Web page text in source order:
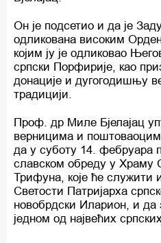
Он је подсетио и да је
одликована високим
којим ју је одликовао
српски Порфирије, као
донације и дугогодишњу
традицији.
Проф. др Миле Бјелајац
верницима и
да у суботу 14. фебруара
славском обреду у Храму
Трифуна, које ће служити
Светости Патријарха
новобрдски Иларион, и да
једном од највећих